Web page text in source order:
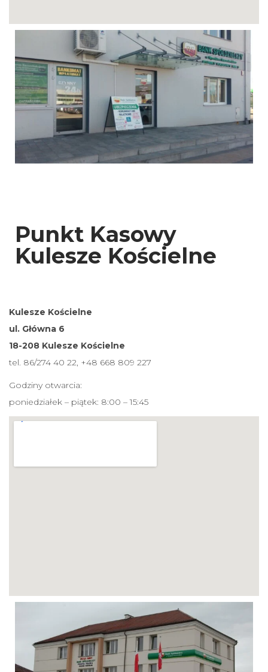
Punkt Kasowy
Kulesze Kościelne
Kulesze Kościelne
ul. Główna 6
18-208 Kulesze Kościelne
tel. 86/274 40 22, +48 668 809 227
Godziny otwarcia:
poniedziałek – piątek: 8:00 – 15:45